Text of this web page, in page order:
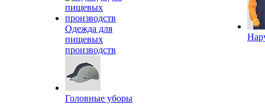
Одежда для
пищевых
производств
Головные уборы